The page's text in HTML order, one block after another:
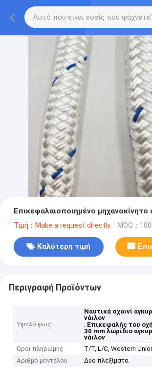
Επικεφαλαιοποιημένο μηχανοκίνητο
Τιμή：Make a request directly MOQ：
Καλύτερη τιμή
Περιγραφή Προϊόντων
Υψηλό φως
Ναυτικά σχοινί
νάιλον
, Επικεφαλής του
30 mm λωρίδιο
νάιλον
Όροι πληρωμής
T/T, L/C, Western
Αριθμό μοντέλου
Δύο πλεξίματα